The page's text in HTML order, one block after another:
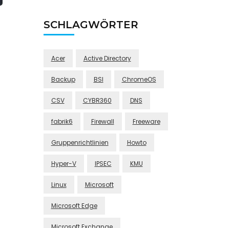
SCHLAGWÖRTER
Acer Active Directory
Backup BSI ChromeOS
CSV CYBR360 DNS
fabrik6 Firewall Freeware
Gruppenrichtlinien Howto
Hyper-V IPSEC KMU
Linux Microsoft
Microsoft Edge